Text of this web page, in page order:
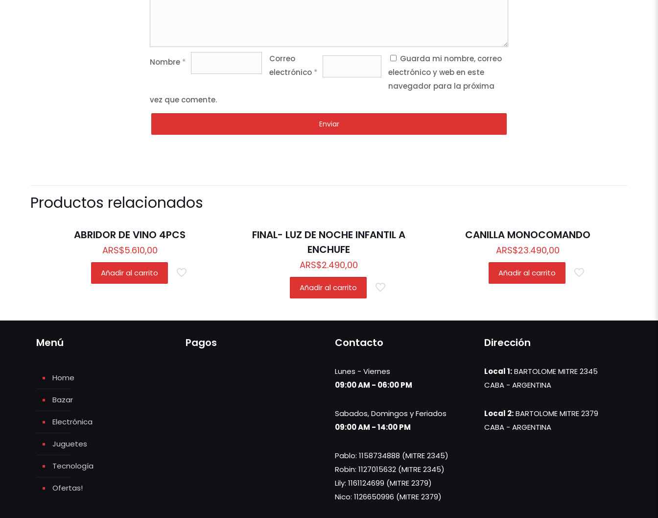
Nombre *
Correo
electrónico *
Guarda mi nombre, correo
electrónico y web en este
navegador para la próxima
vez que comente.
Productos relacionados
ABRIDOR DE VINO 4PCS
ARS$5.610,00
Añadir al carrito
FINAL- LUZ DE NOCHE INFANTIL A
ENCHUFE
ARS$2.490,00
Añadir al carrito
CANILLA MONOCOMANDO
ARS$23.490,00
Añadir al carrito
Menú
Home
Bazar
Electrónica
Juguetes
Tecnología
Ofertas!
Pagos Contacto
Lunes - Viernes
09:00 AM - 06:00 PM
Sabados, Domingos y Feriados
09:00 AM - 14:00 PM
Pablo: 1158734888 (MITRE 2345)
Robin: 1127015632 (MITRE 2345)
Lily: 1161124699 (MITRE 2379)
Nico: 1126650996 (MITRE 2379)
Dirección
Local 1:BARTOLOME MITRE 2345
CABA - ARGENTINA
Local 2:BARTOLOME MITRE 2379
CABA - ARGENTINA